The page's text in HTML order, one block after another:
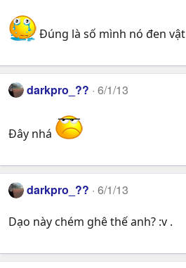
Đúng là số mình nó đen vật
darkpro_?? 6/1/13
Đây nhá
darkpro_?? 6/1/13
Dạo này chém ghê thế anh? :v .